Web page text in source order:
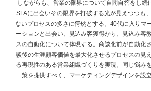
しながらも、営業の限界について自問自答をし続
SFAに出会いその限界を打破する光が見えつつも
ないプロセスの多さに愕然とする。40代に入りマ
ーションと出会い、見込み客獲得から、見込み客
スの自動化について体現する。商談化前が自動化
談後の生涯顧客価値を最大化させるプロセスの見
る再現性のある営業組織づくりを実現。同じ悩み
策を提供すべく、マーケティングデザインを設立